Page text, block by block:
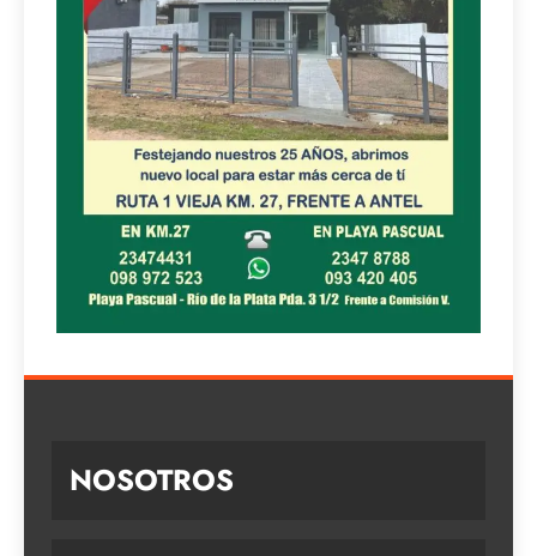
NOSOTROS